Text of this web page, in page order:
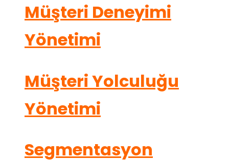
Müşteri Deneyimi
Yönetimi
Müşteri Yolculuğu
Yönetimi
Segmentasyon